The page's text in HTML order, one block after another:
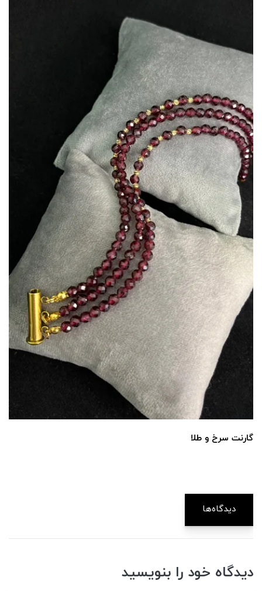
گارنت سرخ و طلا
دیدگاه‌ها
دیدگاه خود را بنویسید